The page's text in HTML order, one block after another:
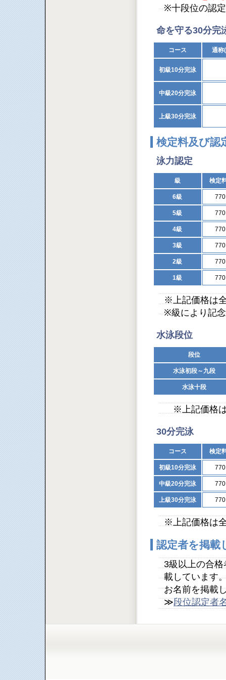
※十段位の認
命を守る30分完
コース 通称
初級10分完泳
中級20分完泳
上級30分完泳
検定料及び認
泳力認定
級 検定
6級
5級
4級
3級
2級
1級
※上記価格は
※級により記
水泳段位
段位
水泳初段～九段
水泳十段
※上記価格は
30分完泳
コース 検定
初級10分完泳
中級20分完泳
上級30分完泳
※上記価格は
認定者を掲載
3級以上の合
載しています
お名前を掲載
≫段位認定者